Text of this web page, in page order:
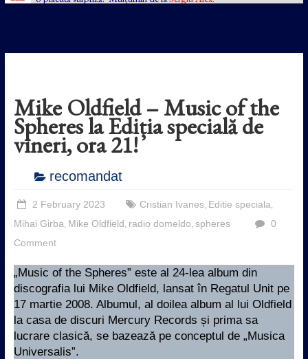
Mike Oldfield – Music of the
Spheres la Ediția specială de
vineri, ora 21!
recomandat
2 February 2023 Cristian Ivanes, Editie speciala
Mihai Girba Mike Oldfield radio domeldo spheres
0
Comment
„Music of the Spheres” este al 24-lea album din
discografia lui Mike Oldfield, lansat în Regatul Unit pe
17 martie 2008. Albumul, al doilea album al lui Oldfield
la casa de discuri Mercury Records și prima sa
lucrare clasică, se bazează pe conceptul de „Musica
Universalis”.